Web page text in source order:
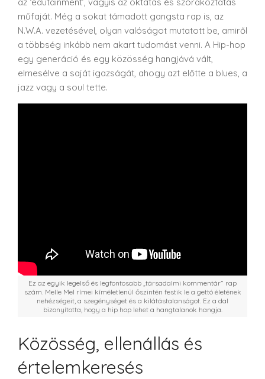
műfaját. Még a sokat támadott gangsta rap is, az
N.W.A. vezetésével, olyan valóságot mutatott be, amiről
a többség inkább nem akart tudomást venni. A Hip-hop
egy generáció és egy közösség hangjává vált,
elmesélve a saját igazságát, ahogy azt előtte a blues, a
jazz vagy a soul tette.
Ez az egyik legelső és legfontosabb „társadalmi kommentár” rap
szám. Melle Mel rímei kíméletlenül őszintén festik le a gettó életének
nehézségeit, a szegénységet és a kilátástalanságot. Ez a dal
bizonyította, hogy a hip hop lehet a hangtalanok hangja.
Közösség, ellenállás és
értelemkeresés